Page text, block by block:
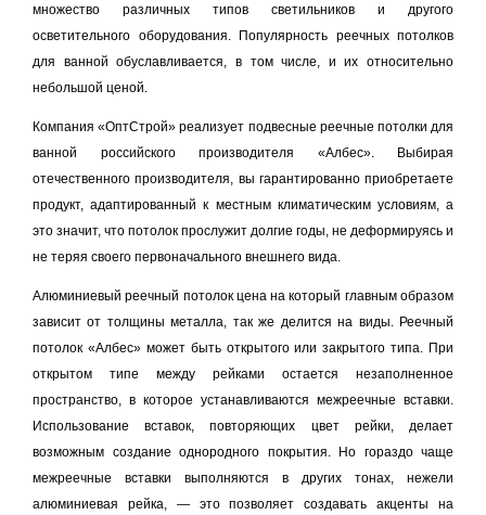
множество различных типов светильников и другого
осветительного оборудования. Популярность реечных потолков
для ванной обуславливается, в том числе, и их относительно
небольшой ценой.
Компания «ОптСтрой» реализует подвесные реечные потолки для
ванной российского производителя «Албес». Выбирая
отечественного производителя, вы гарантированно приобретаете
продукт, адаптированный к местным климатическим условиям, а
это значит, что потолок прослужит долгие годы, не деформируясь и
не теряя своего первоначального внешнего вида.
Алюминиевый реечный потолок цена на который главным образом
зависит от толщины металла, так же делится на виды. Реечный
потолок «Албес» может быть открытого или закрытого типа. При
открытом типе между рейками остается незаполненное
пространство, в которое устанавливаются межреечные вставки.
Использование вставок, повторяющих цвет рейки, делает
возможным создание однородного покрытия. Но гораздо чаще
межреечные вставки выполняются в других тонах, нежели
алюминиевая рейка, — это позволяет создавать акценты на